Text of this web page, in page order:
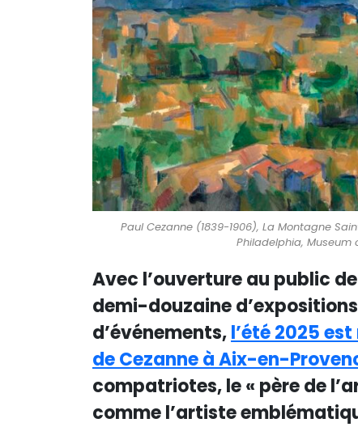
Paul Cezanne (1839-1906), La Montagne
Philadelphia, Museum
Avec l’ouverture au public
demi-douzaine
d’événements,l’été 2025
de Cezanne à Aix-en-
compatriotes, le « père de
comme l’artiste